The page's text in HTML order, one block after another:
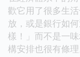
歡它用了很多生
放，或是銀行如
樣！」而不是一
構安排也很有條